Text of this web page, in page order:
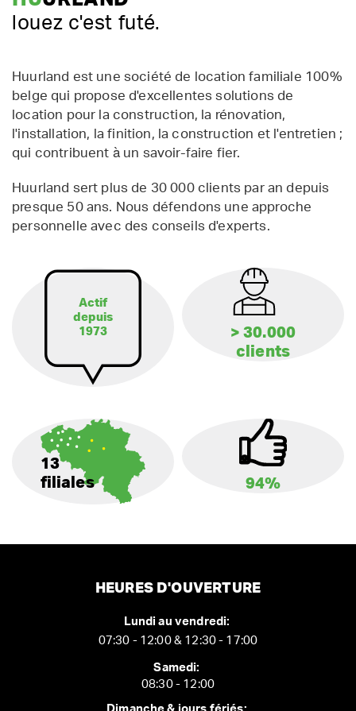
louez c'est futé.
Huurland est une société de location familiale 100%
belge qui propose d'excellentes solutions de
location pour la construction, la rénovation,
l'installation, la finition, la construction et l'entretien ;
qui contribuent à un savoir-faire fier.
Huurland sert plus de 30 000 clients par an depuis
presque 50 ans. Nous défendons une approche
personnelle avec des conseils d'experts.
Actif
depuis
1973
> 30.000
clients
13
filiales
94%
HEURES D'OUVERTURE
Lundi au vendredi:
07:30 - 12:00 & 12:30 - 17:00
Samedi:
08:30 - 12:00